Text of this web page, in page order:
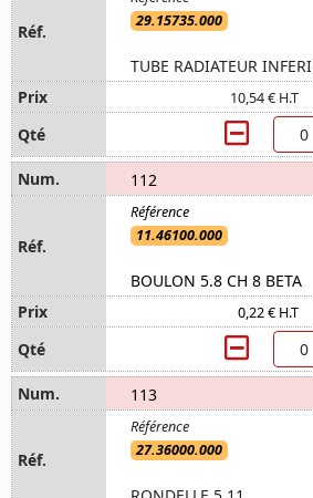
29.15735.000
TUBE RADIATEUR
10,54 € H.T
112
11.46100.000
BOULON 5.8 CH 8 BETA
0,22 € H.T
113
27.36000.000